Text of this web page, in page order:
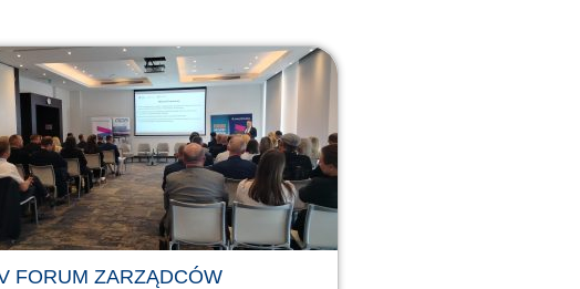
FORUM ZARZĄDCÓW